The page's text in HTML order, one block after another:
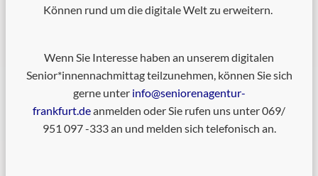
Können rund um die digitale Welt zu erweitern.
Wenn Sie Interesse haben an unserem digitalen
Senior*innennachmittag teilzunehmen, können Sie sich
gerne unter info@seniorenagentur-
frankfurt.deanmelden oder Sie rufen uns unter 069/
951 097 -333 an und melden sich telefonisch an.